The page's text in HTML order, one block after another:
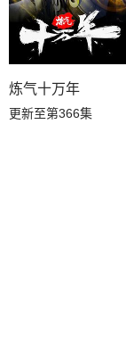
炼气十万年
更新至第366集